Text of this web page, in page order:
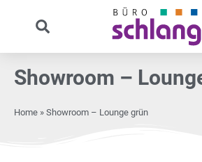
Showroom –
Home » Showroom – Lounge grün